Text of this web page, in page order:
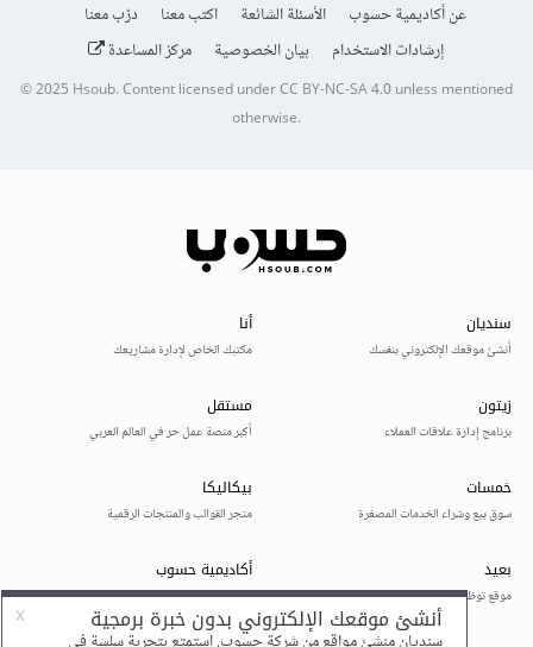
عن أكاديمية حسوب الأسئلة الشائعة اكتب معنا
درّب معنا
إرشادات الاستخدام
بيان الخصوصية مركز المساعدة
© 2025Hsoub.Content licensed underCC BY-NC-SA 4.0unless mentioned
otherwise.